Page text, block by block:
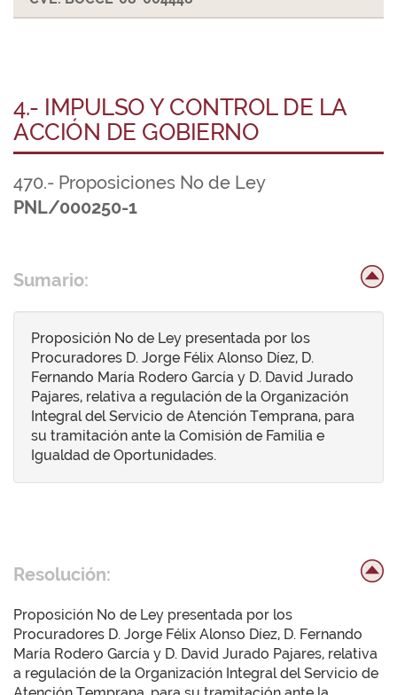
4.- IMPULSO Y CONTROL DE LA
ACCIÓN DE GOBIERNO
470.- Proposiciones No de Ley
PNL/000250-1
Sumario:
Proposición No de Ley presentada por los
Procuradores D. Jorge Félix Alonso Díez, D.
Fernando María Rodero García y D. David Jurado
Pajares, relativa a regulación de la Organización
Integral del Servicio de Atención Temprana, para
su tramitación ante la Comisión de Familia e
Igualdad de Oportunidades.
Resolución:
Proposición No de Ley presentada por los
Procuradores D. Jorge Félix Alonso Díez, D. Fernando
María Rodero García y D. David Jurado Pajares, relativa
a regulación de la Organización Integral del Servicio de